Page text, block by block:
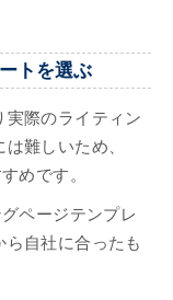
トを選ぶ
実際のライティン
難しいため、
めです。
ページテンプレ
自社に合ったも